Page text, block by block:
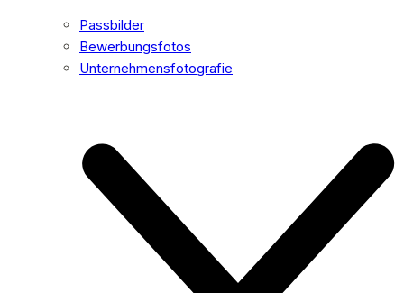
Passbilder
Bewerbungsfotos
Unternehmensfotografie